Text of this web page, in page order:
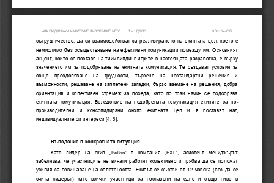
АВАНГАРДНИ НАУЧНИ ИНСТРУМЕНТИ В УПРАВЛЕНИЕТО Том 1(8)/2013 ISSN 1314 -0582
сътрудничество, да си взаимодействат за реализирането на екипната цел, което е
немислимо без осъществяване на ефективни комуникации помежду им. Основният
акцент, който се поставя на тиймбилдинг игрите в настоящата разработка, е върху
значението  им  за  подобряване  на  екипната  комуникация.  Те  създават  условия  за
общо
преодоляване  на  трудности,  търсене  на  нестандартни  решения  и
възможности,  решаване  на  заплетени  загадки,  бързо  вземане  на  решения,  добра
ориентация  и  колективен  стремеж  за  победа,  като  по  този  начин  се  подобрява
екипната  комуникация.  Вследствие  на  подобрената  комуникация  екипите  са  по-
производителни  и  консолидирани  около  екипната  цел  и  я  поставят  над
индивидуалните си интереси [4, 5]
Въведение в конкретната ситуация
Като  лидер на  екип  „ Belkin” в  компания  „ EXL” асистент  мениджърът
забелязва,  че  участниците  не  винаги  работят  колективно  и  трябва  да  се  положат
усилия за повишаване на сплотеността. Екипът се състои от 12 човека (без да се
счита  лидерът)  като  всички  участници  са  поставени  на  едно  и  също  ниво  в